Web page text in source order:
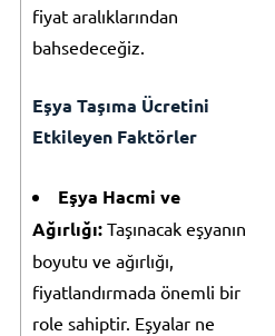
fiyat aralıklarından
bahsedeceğiz.
Eşya Taşıma Ücretini
Etkileyen Faktörler
Eşya Hacmi ve
Ağırlığı: Taşınacak eşyanın
boyutu ve ağırlığı,
fiyatlandırmada önemli bir
role sahiptir. Eşyalar ne